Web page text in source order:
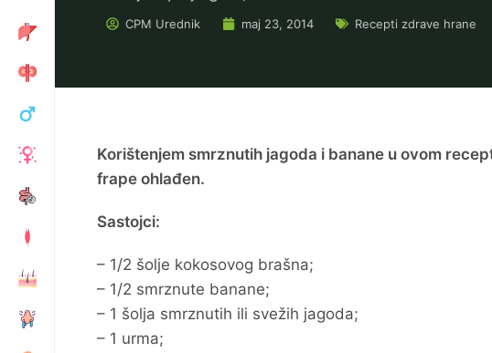
CPM Urednik maj 23, 2014 Recepti zdrave hrane
Korištenjem smrznutih jagoda i banane u ovom
frape ohlađen.
Sastojci:
– 1/2 šolje kokosovog brašna;
– 1/2 smrznute banane;
– 1 šolja smrznutih ili svežih jagoda;
– 1 urma;